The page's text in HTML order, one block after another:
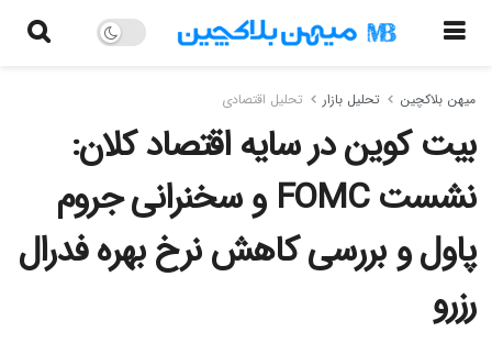
میهن بلاکچین تحلیل بازار تحلیل اقتصادی
بیت کوین در سایه اقتصاد کلان:
نشست FOMC و سخنرانی جروم
پاول و بررسی کاهش نرخ بهره فدرال
رزرو